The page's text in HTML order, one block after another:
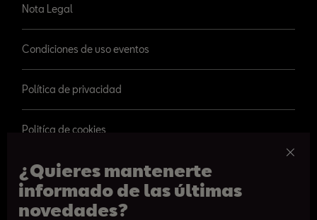
¿Quieres mantenerte
informado de las últimas
novedades?
Nota Legal
Condiciones de uso eventos
Política de privacidad
Politíca de cookies